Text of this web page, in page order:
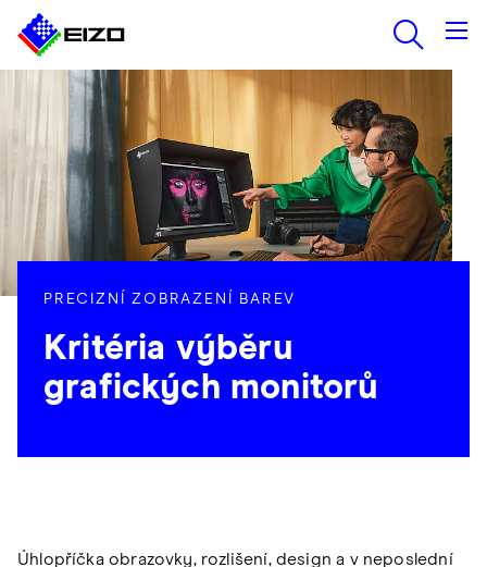
PRECIZNÍ ZOBRAZENÍ BAREV
Kritéria výběru
grafických monitorů
Úhlopříčka obrazovky, rozlišení, design a v neposlední